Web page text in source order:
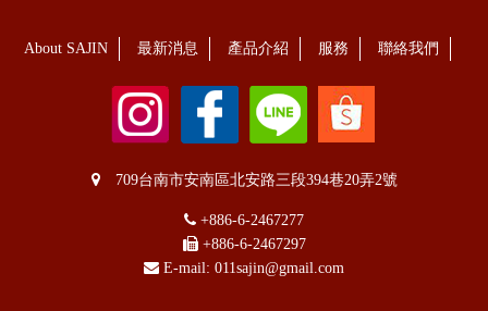
About SAJIN 最新消息 產品介紹 服務 聯絡我們
709台南市安南區北安路三段394巷20弄2號
+886-6-2467277
+886-6-2467297
E-mail: 011sajin@gmail.com